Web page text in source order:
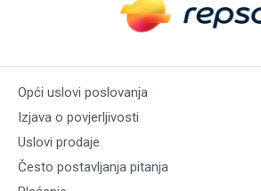
Opći uslovi poslovanja
Izjava o povjerljivosti
Uslovi prodaje
Često postavljanja pitanja